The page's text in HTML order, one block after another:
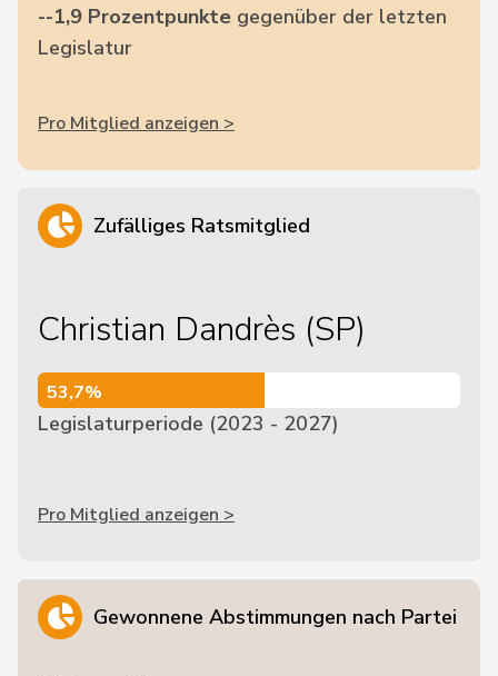
--1,9 Prozentpunkte gegenüber der letzten
Legislatur
Pro Mitglied anzeigen >
Zufälliges Ratsmitglied
Christian Dandrès (SP)
53,7%
53,7%
Legislaturperiode (2023 - 2027)
Pro Mitglied anzeigen >
Gewonnene Abstimmungen nach Partei